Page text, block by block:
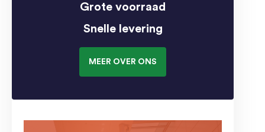
Grote voorraad
Snelle levering
MEER OVER ONS